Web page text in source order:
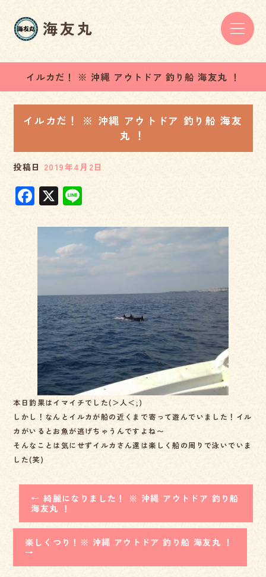
イルカだ！ ※ 沖縄 アウトドア 釣り船 海友丸 ！
イルカだ！ ※ 沖縄 アウトドア 釣り船 海友
丸 ！
投稿日 2019年4月2日
F
c
e
b
o
o
k
X
e
本日釣果はイマイチでした(＞人＜;)
しかし！なんとイルカが船の近くまで寄って遊んでいました！イル
カがいるとお魚が逃げちゃうんですよね〜
そんなことは気にせずイルカさん達は楽しく船の周りで泳いでいま
した(笑)
← 綺麗になりました！ ※ 沖縄 アウトドア 釣り船
海友丸 ！
楽しくつり！※ 沖縄 アウトドア 釣り船 海友丸 ！
→